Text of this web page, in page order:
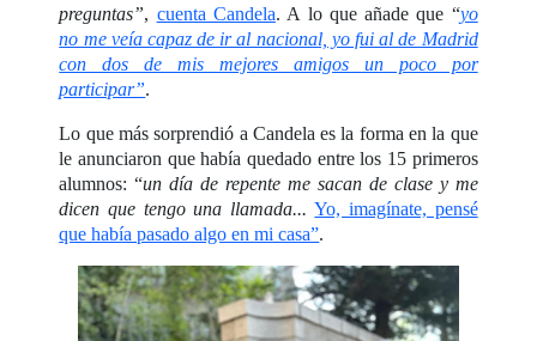
preguntas”, cuenta Candela. A lo que añade que “yo
no me veía capaz de ir al nacional, yo fui al de Madrid
con dos de mis mejores amigos un poco por
participar”.
Lo que más sorprendió a Candela es la forma en la que
le anunciaron que había quedado entre los 15 primeros
alumnos: “un día de repente me sacan de clase y me
dicen que tengo una llamada...Yo, imagínate, pensé
que había pasado algo en mi casa”.